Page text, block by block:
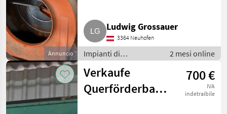
Annuncio
Ludwig Grossauer
3364 Neuhofen
Impianti di
movimentazione e
trasporto / Soffiatori
2 mesi online
Verkaufe
Querförderband,
700 €
IVA
indetraibile